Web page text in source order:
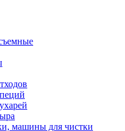
машины для чистки